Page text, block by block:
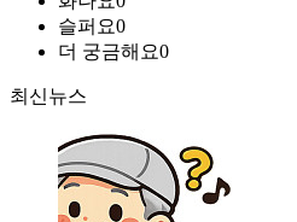
슬퍼요0
더 궁금해요0
최신뉴스